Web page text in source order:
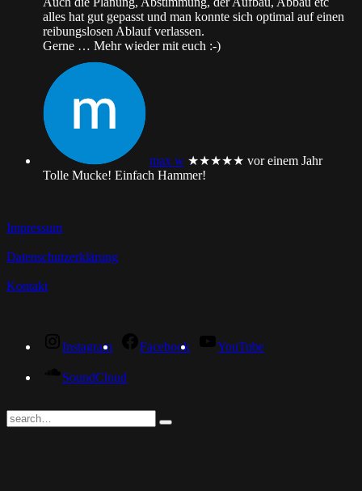
alles hat gut gepasst und man konnte sich optimal auf einen
reibungslosen Ablauf verlassen.
Gerne … Mehrwieder mit euch :-)
max w ★★★★★ vor einem Jahr
Tolle Mucke! Einfach Hammer!
Impressum
Datenschutzerklärung
Kontakt
Instagram Facebook YouTube
SoundCloud